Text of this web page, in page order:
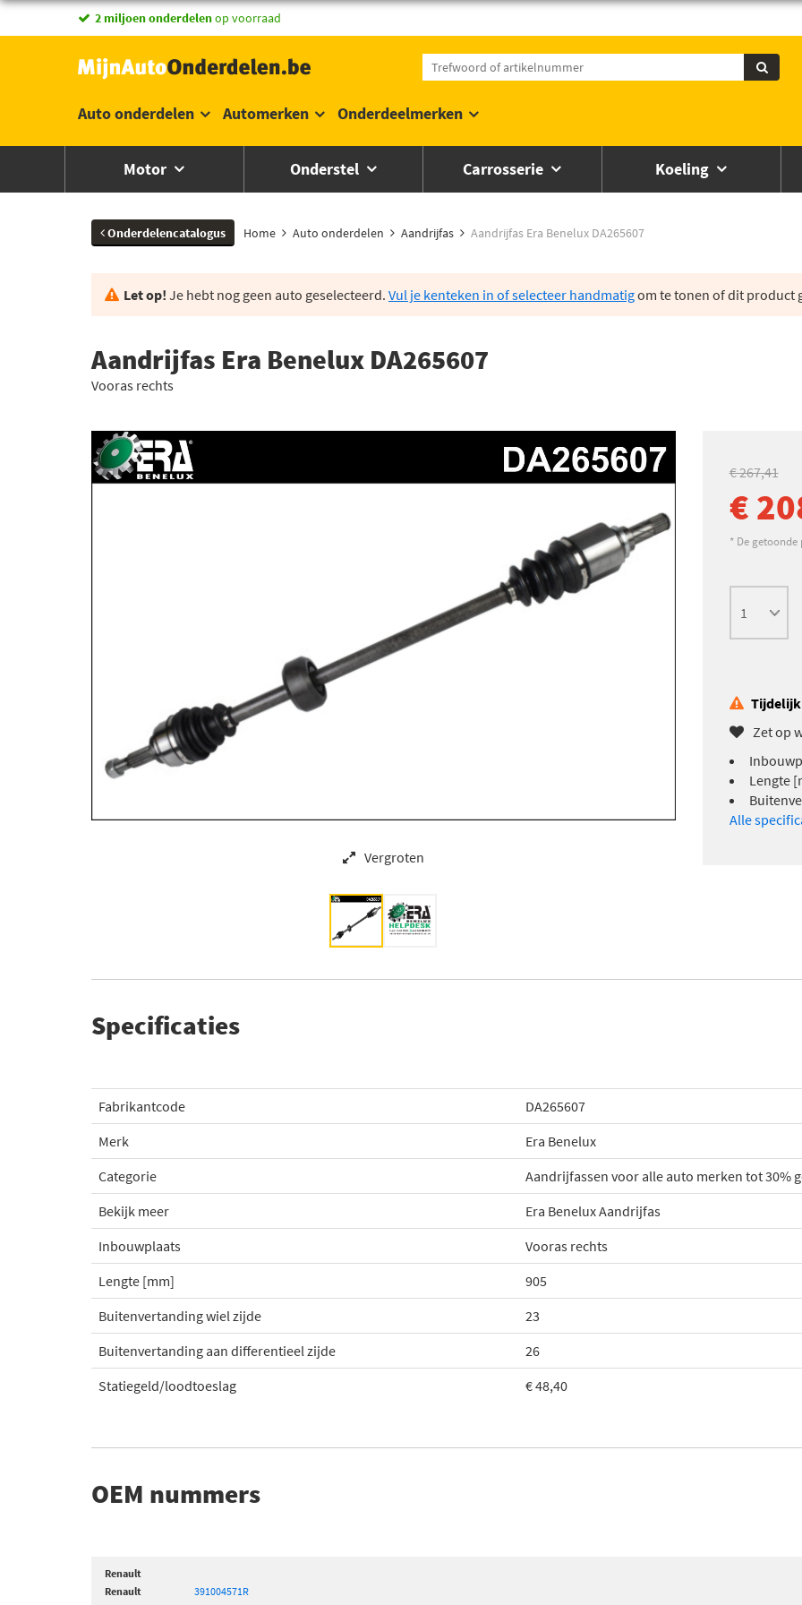
2 miljoen onderdelenop voorraad
Auto onderdelen Automerken Onderdeelmerken
Motor Onderstel Carrosserie Koeling
Onderdelencatalogus Home Auto onderdelen Aandrijfas Aandrijfas Era Benelux DA265607
Let op! Je hebt nog geen auto geselecteerd. Vul je kenteken in of selecteer handmatigom te tonen of dit product
Aandrijfas Era Benelux DA265607
Vooras rechts
Vergroten
€ 267,41
€
* De getoonde
Zet op
Lengte
Alle
Specificaties
Fabrikantcode
DA265607
Merk
Era Benelux
Categorie
Aandrijfassen voor alle auto merken tot 30%
Bekijk meer
Era Benelux Aandrijfas
Inbouwplaats
Vooras rechts
Lengte [mm]
905
Buitenvertanding wiel zijde
23
Buitenvertanding aan differentieel zijde
26
Statiegeld/loodtoeslag
€ 48,40
OEM nummers
Renault
Renault
391004571R